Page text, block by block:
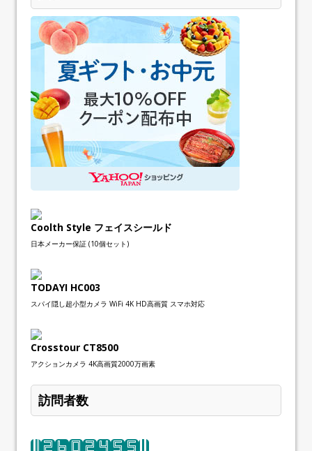
Coolth Style フェイスシールド
日本メーカー保証 (10個セット)
TODAYI HC003
スパイ隠し超小型カメラ WiFi 4K HD高画質 スマホ対応
Crosstour CT8500
アクションカメラ 4K高画質2000万画素
訪問者数